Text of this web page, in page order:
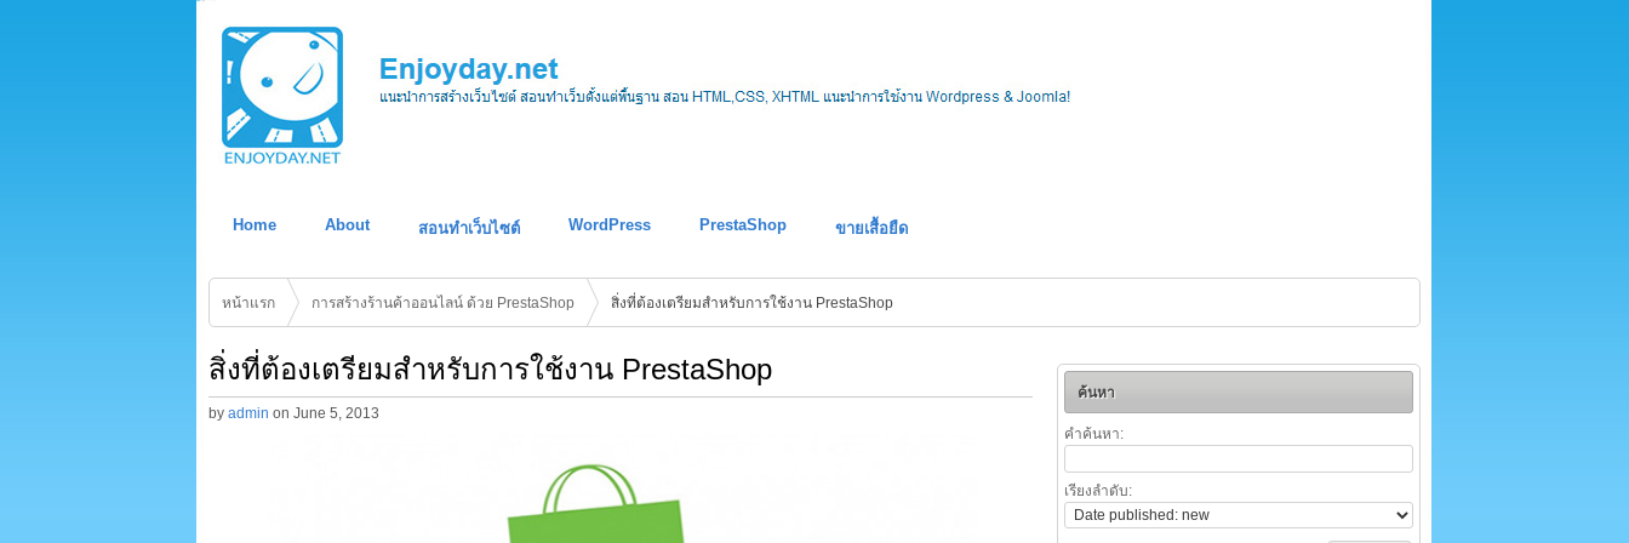
Home About สอนทำเว็บไซต์ WordPress PrestaShop ขายเสื้อยืด
หน้าแรก การสร้างร้านค้าออนไลน์ ด้วย PrestaShop สิ่งที่ต้องเตรียมสำหรับการใช้งาน PrestaShop
สิ่งที่ต้องเตรียมสำหรับการใช้งาน PrestaShop
by admin on June 5, 2013
ค้นหา
คำค้นหา:
เรียงลำดับ: